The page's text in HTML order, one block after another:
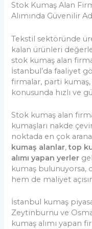
Stok Kumaş Alan
Alımında Güvenilir
Tekstil sektöründe
kalan ürünleri
stok kumaş alan
İstanbul’da faaliyet
firmalar, parti kumaş,
konusunda hızlı ve
Stok kumaş alan
kumaşları nakde
noktada en çok
kumaş alanlar,top
alımı yapan yerler
kumaş bulunuyorsa,
hem de maliyet
İstanbul kumaş
Zeytinburnu ve
kumaş alımı yapan